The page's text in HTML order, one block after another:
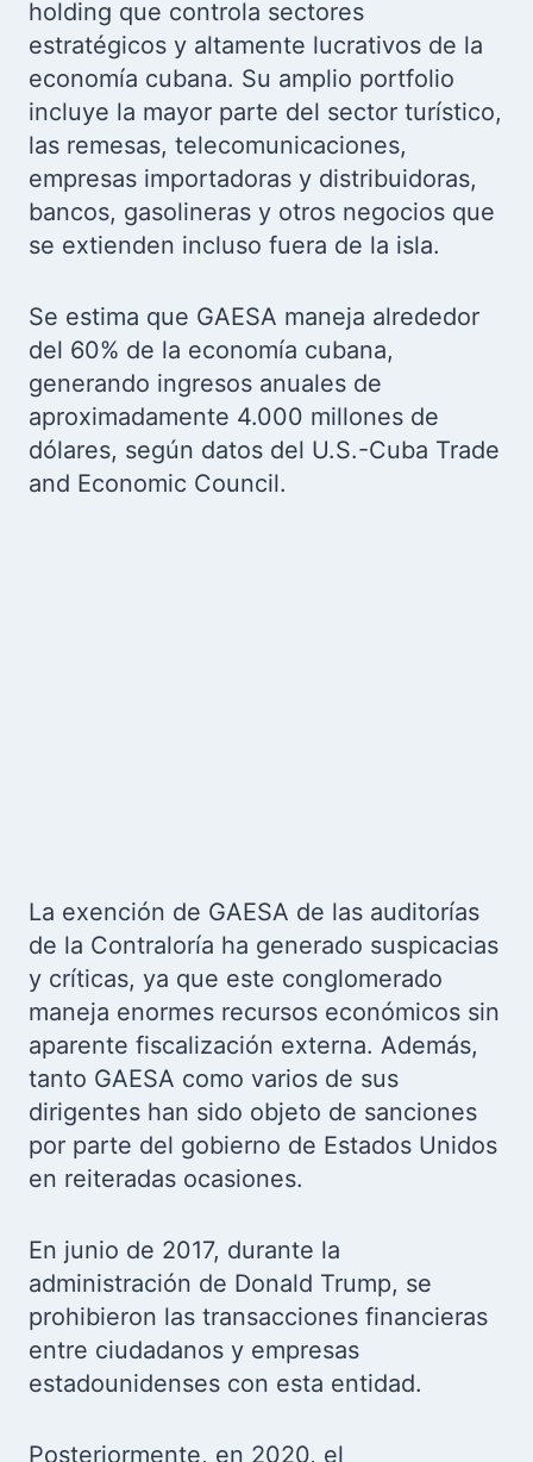
holding que controla sectores
estratégicos y altamente lucrativos de la
economía cubana. Su amplio portfolio
incluye la mayor parte del sector turístico,
las remesas, telecomunicaciones,
empresas importadoras y distribuidoras,
bancos, gasolineras y otros negocios que
se extienden incluso fuera de la isla.
Se estima que GAESA maneja alrededor
del 60% de la economía cubana,
generando ingresos anuales de
aproximadamente 4.000 millones de
dólares, según datos del U.S.-Cuba Trade
and Economic Council.
La exención de GAESA de las auditorías
de la Contraloría ha generado suspicacias
y críticas, ya que este conglomerado
maneja enormes recursos económicos sin
aparente fiscalización externa. Además,
tanto GAESA como varios de sus
dirigentes han sido objeto de sanciones
por parte del gobierno de Estados Unidos
en reiteradas ocasiones.
En junio de 2017, durante la
administración de Donald Trump, se
prohibieron las transacciones financieras
entre ciudadanos y empresas
estadounidenses con esta entidad.
Posteriormente, en 2020, el